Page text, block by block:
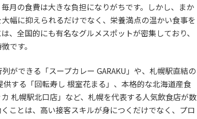
月の食費は大きな負担になりがちです。しかし、まか
幅に抑えられるだけでなく、栄養満点の温かい食事を
、全国的にも有名なグルメスポットが密集しており、
です。
ができる「スープカレー GARAKU」や、札幌駅直結の
する「回転寿し 根室花まる」、本格的な北海道産食
札幌駅北口店」など、札幌を代表する人気飲食店が数
ことは、高い接客スキルが身につくだけでなく、プロ